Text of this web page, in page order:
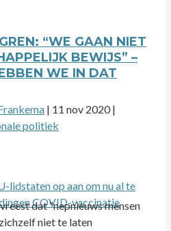
“WE GAAN NIET
BEWIJS” –
WE IN DAT
| 11 nov 2020|
politiek
dat “nepnieuws mensen
niet te laten